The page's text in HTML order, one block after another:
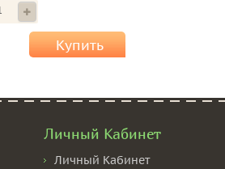
Купить
Личный Кабинет
Личный Кабинет